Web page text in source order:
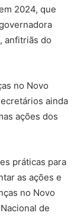
2024, que
anfitriãs do
no Novo
ainda
ações dos
práticas para
as ações e
no Novo
de